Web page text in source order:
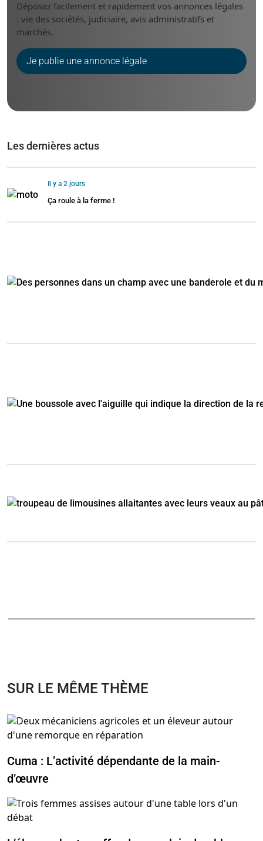
Déposez facilement et rapidement vos annonces légales
: vie des sociétés, judiciaire, avis administratifs et
marchés.
Je publie une annonce légale
Les dernières actus
Il y a 2 jours
Ça roule à la ferme !
SUR LE MÊME THÈME
Cuma : L’activité dépendante de la main-
d’œuvre